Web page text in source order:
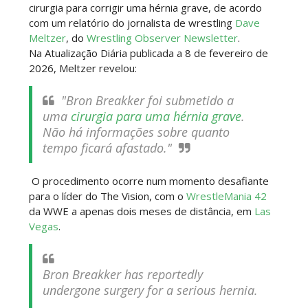
Unknown- Aug 02 2026
Semana em Sexyness No.52
SCSA867-Aug 02 2026
WWE SummerSlam 2026 - Saturday
Unknown-Aug 01 2026
WWE Friday Night Smackdown 31 July 2026
Unknown-
TNA iMPACT Wrestling 30 July 2026
Jul 31 2026
cirurgia para corrigir uma hérnia grave, de acordo
com um relatório do jornalista de wrestling Dave
Meltzer, do Wrestling Observer Newsletter.
Na Atualização Diária publicada a 8 de fevereiro de
2026, Meltzer revelou:
"Bron Breakker foi submetido a
uma cirurgia para uma hérnia grave.
Não há informações sobre quanto
tempo ficará afastado."
O procedimento ocorre num momento desafiante
para o líder do The Vision, com o WrestleMania 42
da WWE a apenas dois meses de distância, em Las
Vegas.
Bron Breakker has reportedly
undergone surgery for a serious hernia.